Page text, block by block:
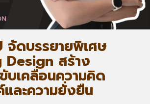
จัดบรรยายพิเศษ
สร้าง
บเคลื่อนความคิด
ละความยั่งยืน